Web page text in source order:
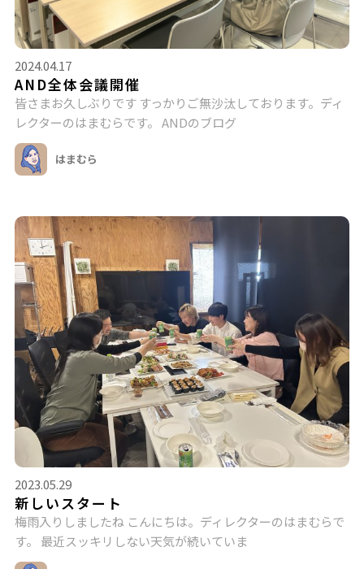
2024.04.17
AND全体会議開催
皆さまお久しぶりです すっかりご無沙汰しております。ディ
レクターのはまむらです。 ANDのブログ
はまむら
2023.05.29
新しいスタート
梅雨入りしましたね こんにちは。ディレクターのはまむらで
す。 最近スッキリしない天気が続いていま